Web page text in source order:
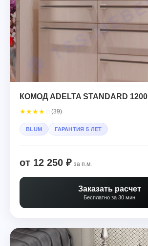
КОМОД ADELTA STANDARD 1200
★★★★ (39)
BLUM ГАРАНТИЯ 5 ЛЕТ
от 12 250 ₽ за п.м.
Заказать расчет
Бесплатно за 30 мин